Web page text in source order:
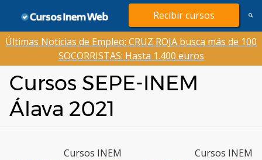
contenido
Recibir cursos
Últimas Noticias de Empleo: CRUZ ROJA busca más de 100
SOCORRISTAS: Hasta 1.400 euros
Cursos SEPE-INEM
Álava 2021
Cursos INEM Cursos INEM